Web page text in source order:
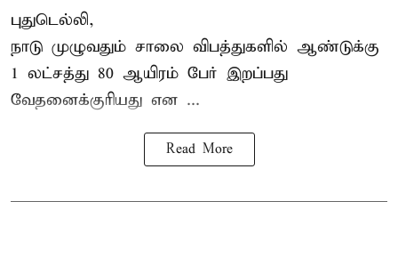
புதுடெல்லி,
நாடு முழுவதும் சாலை விபத்துகளில் ஆண்டுக்கு
1 லட்சத்து 80 ஆயிரம் பேர் இறப்பது
வேதனைக்குரியது என ...
Read More